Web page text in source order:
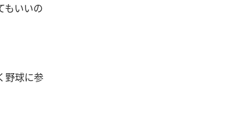
もいいの
野球に参